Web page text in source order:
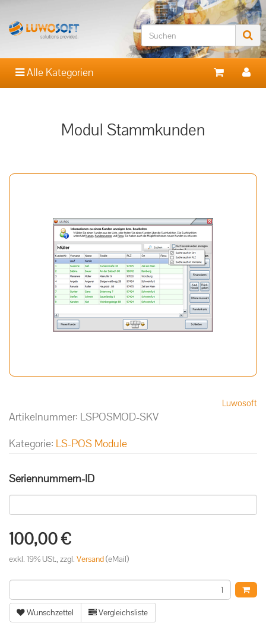
Alle Kategorien
Modul Stammkunden
Luwosoft
Artikelnummer: LSPOSMOD-SKV
Kategorie: LS-POS Module
Seriennummern-ID
100,00 €
exkl. 19% USt., zzgl. Versand(eMail)
Wunschzettel Vergleichsliste